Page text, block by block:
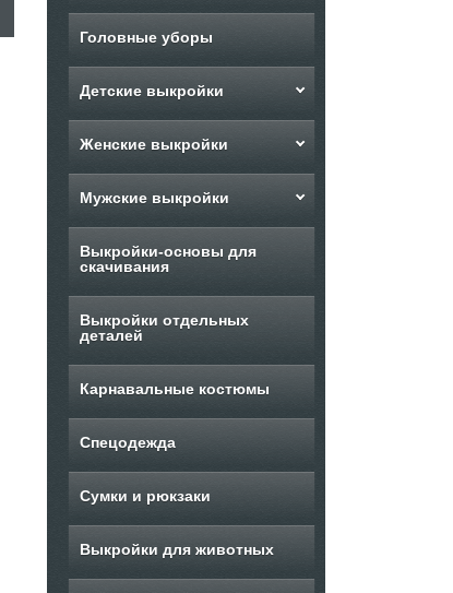
Головные уборы
Детские выкройки
Женские выкройки
Мужские выкройки
Выкройки-основы для
скачивания
Выкройки отдельных
деталей
Карнавальные костюмы
Спецодежда
Сумки и рюкзаки
Выкройки для животных